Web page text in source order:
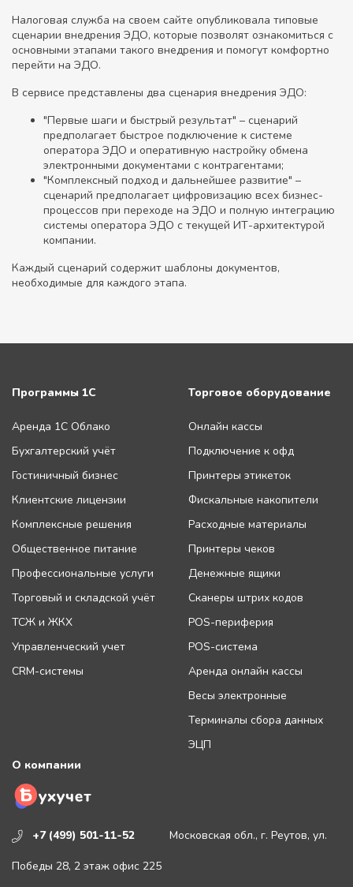
Налоговая служба на своем сайте опубликовала типовые
сценарии внедрения ЭДО, которые позволят ознакомиться с
основными этапами такого внедрения и помогут комфортно
перейти на ЭДО.
В сервисе представлены два сценария внедрения ЭДО:
"Первые шаги и быстрый результат" – сценарий
предполагает быстрое подключение к системе
оператора ЭДО и оперативную настройку обмена
электронными документами с контрагентами;
"Комплексный подход и дальнейшее развитие" –
сценарий предполагает цифровизацию всех бизнес-
процессов при переходе на ЭДО и полную интеграцию
системы оператора ЭДО с текущей ИТ-архитектурой
компании.
Каждый сценарий содержит шаблоны документов,
необходимые для каждого этапа.
+7 (499) 501-11-52 Московская обл., г. Реутов, ул.
Победы 28, 2 этаж офис 225
Программы 1С
Аренда 1С Облако
Бухгалтерский учёт
Гостиничный бизнес
Клиентские лицензии
Комплексные решения
Общественное питание
Профессиональные услуги
Торговый и складской учёт
ТСЖ и ЖКХ
Управленческий учет
CRM-системы
Торговое оборудование
Онлайн кассы
Подключение к офд
Принтеры этикеток
Фискальные накопители
Расходные материалы
Принтеры чеков
Денежные ящики
Сканеры штрих кодов
POS-периферия
POS-система
Аренда онлайн кассы
Весы электронные
Терминалы сбора данных
ЭЦП
О компании